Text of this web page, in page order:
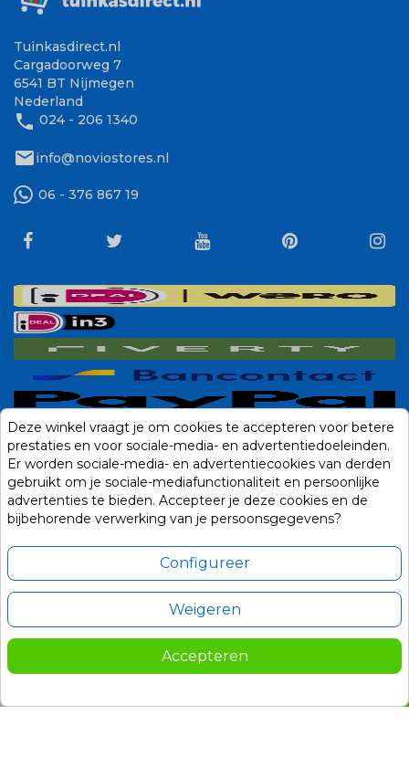
Tuinkasdirect.nl
Cargadoorweg 7
6541 BT Nijmegen
Nederland
phone 024 - 206 1340
mailinfo@noviostores.nl
06 - 376 867 19
Deze winkel vraagt je om cookies te accepteren voor betere
prestaties en voor sociale-media- en advertentiedoeleinden.
Er worden sociale-media- en advertentiecookies van derden
gebruikt om je sociale-mediafunctionaliteit en persoonlijke
advertenties te bieden. Accepteer je deze cookies en de
bijbehorende verwerking van je persoonsgegevens?
Configureer
Weigeren
Accepteren